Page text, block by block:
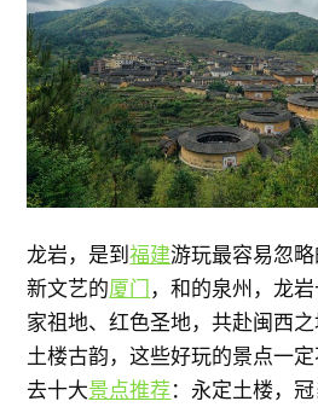
龙岩，是到福建游玩最容易忽
新文艺的厦门，和的泉州，龙
家祖地、红色圣地，共赴闽西
土楼古韵，这些好玩的景点一
去十大景点推荐：永定土楼，